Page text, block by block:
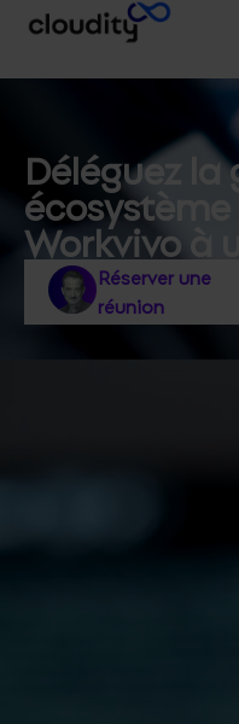
Déléguez
Workvivo à
Réserver une
réunion